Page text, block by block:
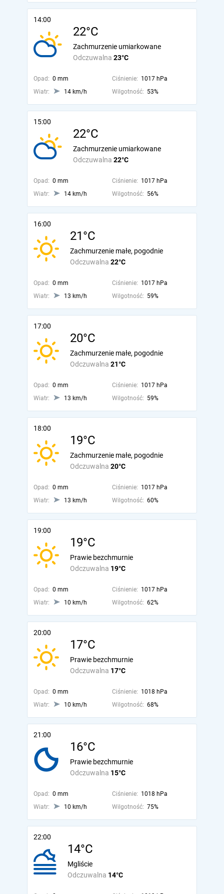
14:00
22°C
Odczuwalna 23°C
Zachmurzenie umiarkowane
Opad: 0 mm Ciśnienie: 1017 hPa
Wiatr:
14 km/h Wilgotność: 53%
15:00
22°C
Odczuwalna 22°C
Zachmurzenie umiarkowane
Opad: 0 mm Ciśnienie: 1017 hPa
Wiatr:
14 km/h Wilgotność: 56%
16:00
21°C
Odczuwalna 22°C
Zachmurzenie małe, pogodnie
Opad: 0 mm Ciśnienie: 1017 hPa
Wiatr:
13 km/h Wilgotność: 59%
17:00
20°C
Odczuwalna 21°C
Zachmurzenie małe, pogodnie
Opad: 0 mm Ciśnienie: 1017 hPa
Wiatr:
13 km/h Wilgotność: 59%
18:00
19°C
Odczuwalna 20°C
Zachmurzenie małe, pogodnie
Opad: 0 mm Ciśnienie: 1017 hPa
Wiatr:
13 km/h Wilgotność: 60%
19:00
19°C
Odczuwalna 19°C
Prawie bezchmurnie
Opad: 0 mm Ciśnienie: 1017 hPa
Wiatr:
10 km/h Wilgotność: 62%
20:00
17°C
Odczuwalna 17°C
Prawie bezchmurnie
Opad: 0 mm Ciśnienie: 1018 hPa
Wiatr:
10 km/h Wilgotność: 68%
21:00
16°C
Odczuwalna 15°C
Prawie bezchmurnie
Opad: 0 mm Ciśnienie: 1018 hPa
Wiatr:
10 km/h Wilgotność: 75%
22:00
14°C
Odczuwalna 14°C
Mgliście